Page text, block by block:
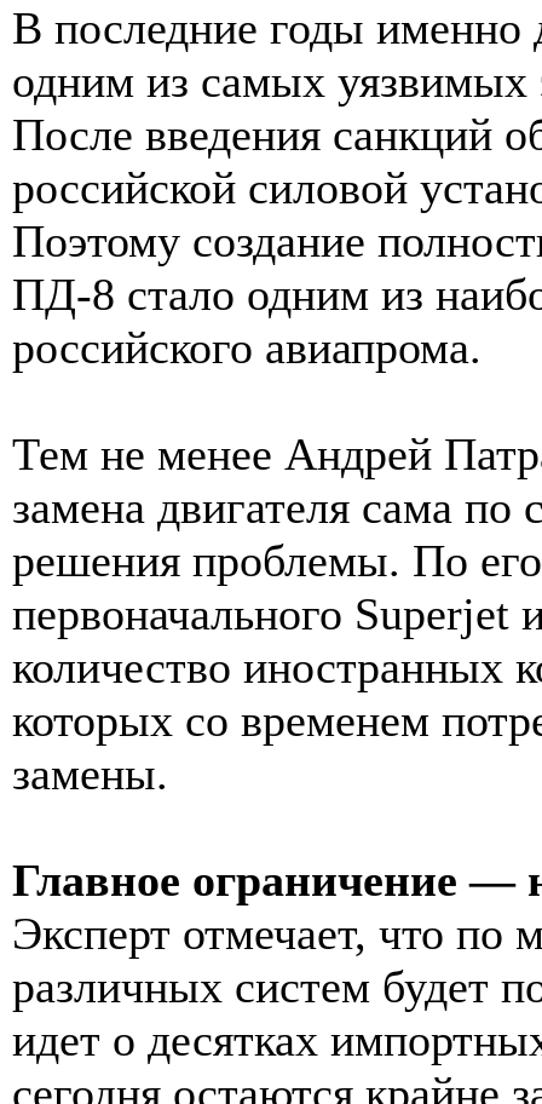
В последние годы именно
одним из самых уязвимых
После введения санкций
российской силовой
Поэтому создание
ПД-8 стало одним из
российского авиапрома.
Тем не менее Андрей
замена двигателя сама по
решения проблемы. По
первоначального Superjet
количество иностранных
которых со временем
замены.
Главное ограничение —
Эксперт отмечает, что по
различных систем будет
идет о десятках
сегодня остаются крайне